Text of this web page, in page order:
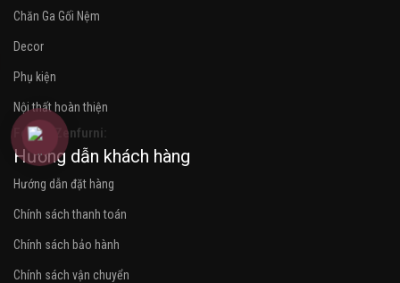
Chăn Ga Gối Nệm
Decor
Phụ kiện
Nội thất hoàn thiện
Follow Zenfurni:
Hướng dẫn khách hàng
Hướng dẫn đặt hàng
Chính sách thanh toán
Chính sách bảo hành
Chính sách vận chuyển